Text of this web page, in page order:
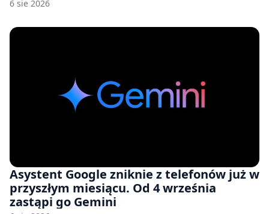
6 sie 2026
Asystent Google zniknie z telefonów już w
przyszłym miesiącu. Od 4 września
zastąpi go Gemini